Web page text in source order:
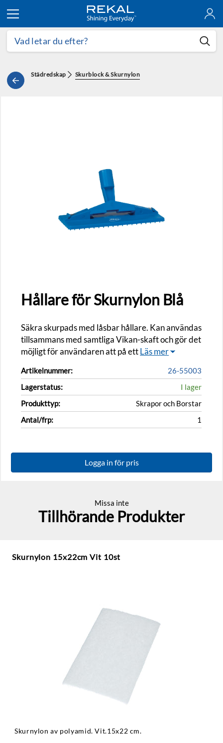
Hoppa till innehållet
Städredskap Skurblock & Skurnylon
Hållare för Skurnylon Blå
Säkra skurpads med låsbar hållare. Kan användas
tillsammans med samtliga Vikan-skaft och gör det
möjligt för användaren att på ettLäs mer
Artikelnummer:
26-55003
Lagerstatus:
I lager
Produkttyp:
Skrapor och Borstar
Antal/frp:
1
Logga in för pris
Missa inte
Tillhörande Produkter
Skurnylon 15x22cm Vit 10st
Skurnylon av polyamid. Vit.15x22 cm.